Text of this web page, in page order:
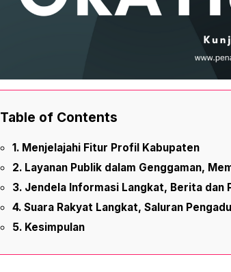
Table of Contents
Menjelajahi Fitur Profil Kabupaten
Layanan Publik dalam Genggaman,
Jendela Informasi Langkat, Berita dan
Suara Rakyat Langkat, Saluran
Kesimpulan